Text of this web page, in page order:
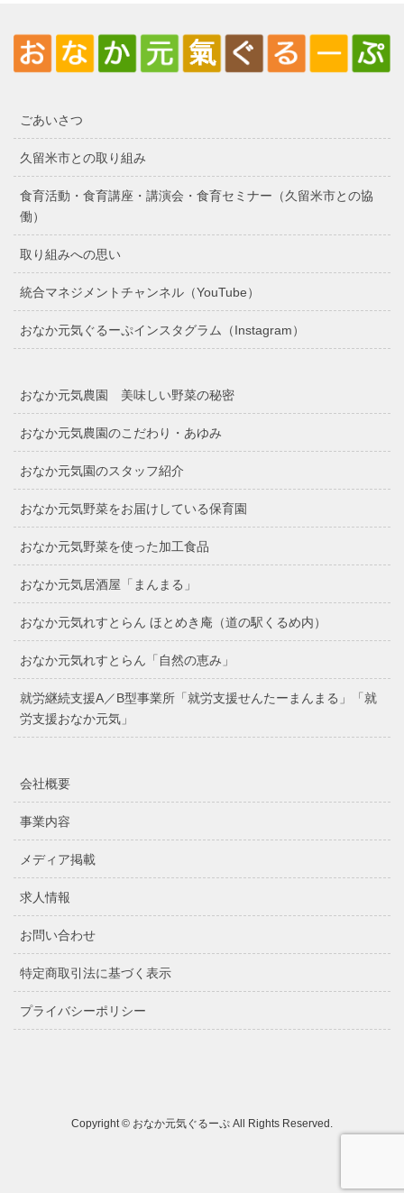
ごあいさつ
久留米市との取り組み
食育活動・食育講座・講演会・食育セミナー（久留米市との協
働）
取り組みへの思い
統合マネジメントチャンネル（YouTube）
おなか元気ぐるーぷインスタグラム（Instagram）
おなか元気農園 美味しい野菜の秘密
おなか元気農園のこだわり・あゆみ
おなか元気園のスタッフ紹介
おなか元気野菜をお届けしている保育園
おなか元気野菜を使った加工食品
おなか元気居酒屋「まんまる」
おなか元気れすとらん ほとめき庵（道の駅くるめ内）
おなか元気れすとらん「自然の恵み」
就労継続支援A／B型事業所「就労支援せんたーまんまる」「就
労支援おなか元気」
会社概要
事業内容
メディア掲載
求人情報
お問い合わせ
特定商取引法に基づく表示
プライバシーポリシー
Copyright © おなか元気ぐるーぷ All Rights Reserved.